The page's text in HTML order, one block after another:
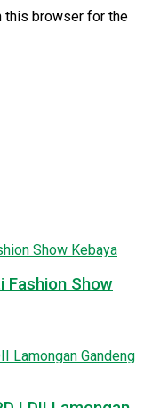
this browser for the
Fashion Show